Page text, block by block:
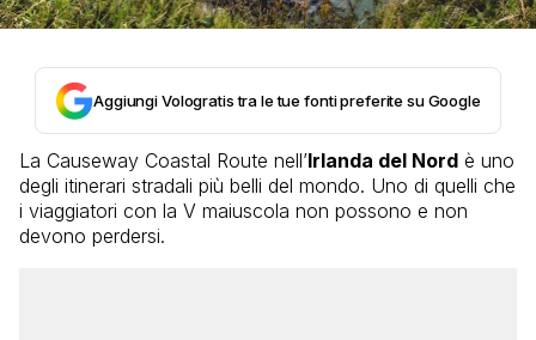
Aggiungi Vologratis tra le tue fonti preferite su Google
La Causeway Coastal Route nell’Irlanda del Nord è uno
degli itinerari stradali più belli del mondo. Uno di quelli che
i viaggiatori con la V maiuscola non possono e non
devono perdersi.